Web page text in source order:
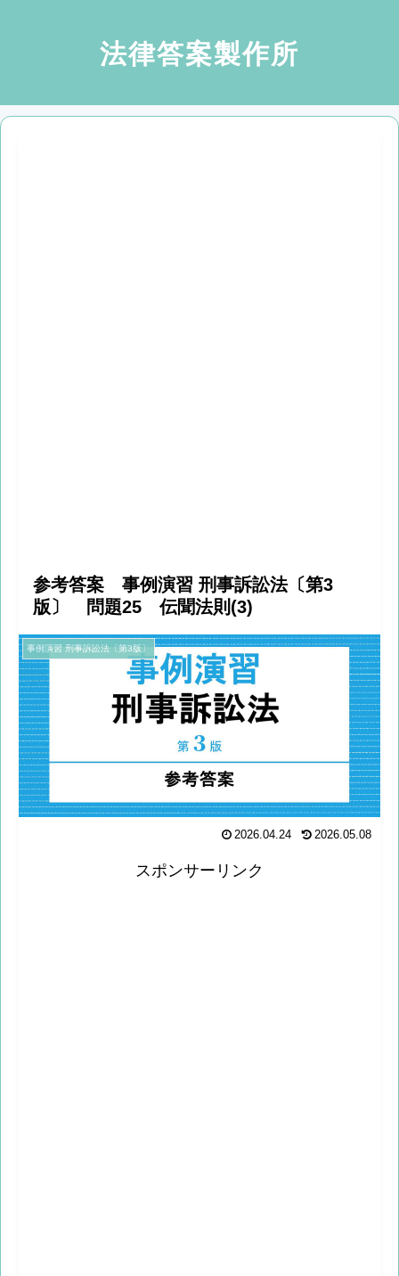
法律答案製作所
参考答案 事例演習 刑事訴訟法〔第3
版〕 問題25 伝聞法則(3)
事例演習 刑事訴訟法〔第3版〕
2026.04.24 2026.05.08
スポンサーリンク